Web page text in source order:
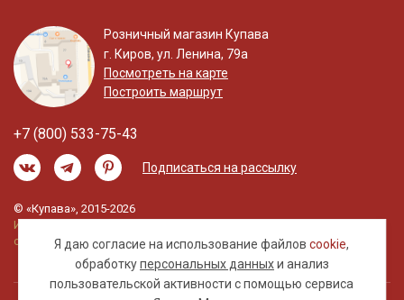
Я даю согласие на использование файловcookie,
обработкуперсональных данныхи анализ
пользовательской активности с помощью сервиса
Розничный магазин Купава
г. Киров, ул. Ленина, 79а
Посмотреть на карте
Построить маршрут
+7 (800) 533-75-43
Подписаться на рассылку
© «Купава», 2015-2026
Информация на сайте не является публичной
офертой.